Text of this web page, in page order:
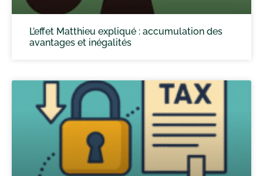
L’effet Matthieu expliqué : accumulation des
avantages et inégalités